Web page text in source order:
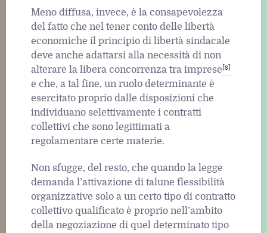
Meno diffusa, invece, è la consapevolezza
del fatto che nel tener conto delle libertà
economiche il principio di libertà sindacale
deve anche adattarsi alla necessità di non
alterare la libera concorrenza tra imprese [8]
e che, a tal fine, un ruolo determinante è
esercitato proprio dalle disposizioni che
individuano selettivamente i contratti
collettivi che sono legittimati a
regolamentare certe materie.
Non sfugge, del resto, che quando la legge
demanda l’attivazione di talune flessibilità
organizzative solo a un certo tipo di contratto
collettivo qualificato è proprio nell’ambito
della negoziazione di quel determinato tipo